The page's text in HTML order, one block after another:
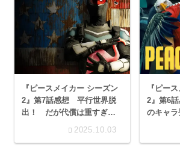
『ピースメイカー シーズン
2』第7話感想 平行世界脱
出！ だが代償は重すぎ
2025.10.03
『ピー
2』第6
のキャ
展開…